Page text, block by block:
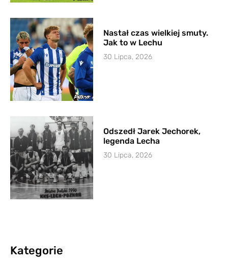
Nastał czas wielkiej smuty.
Jak to w Lechu
30 Lipca, 2026
Odszedł Jarek Jechorek,
legenda Lecha
30 Lipca, 2026
Kategorie